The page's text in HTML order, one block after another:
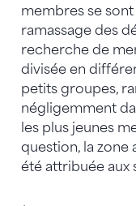
membres se
ramassage des
recherche de
divisée en
petits groupes,
négligemment
les plus jeunes
question, la zone
été attribuée aux